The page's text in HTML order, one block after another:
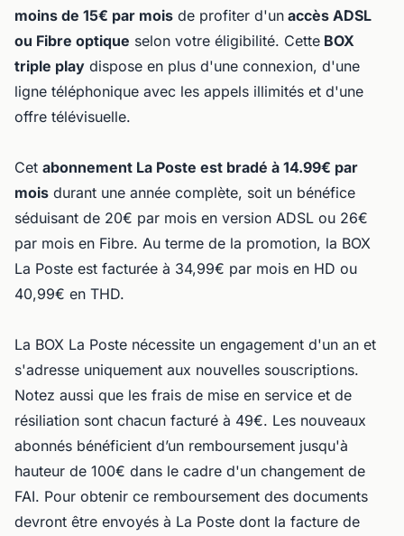
moins de 15€ par mois de profiter d'un accès ADSL
ou Fibre optique selon votre éligibilité. Cette BOX
triple play dispose en plus d'une connexion, d'une
ligne téléphonique avec les appels illimités et d'une
offre télévisuelle.
Cet abonnement La Poste est bradé à 14.99€ par
mois durant une année complète, soit un bénéfice
séduisant de 20€ par mois en version ADSL ou 26€
par mois en Fibre. Au terme de la promotion, la BOX
La Poste est facturée à 34,99€ par mois en HD ou
40,99€ en THD.
La BOX La Poste nécessite un engagement d'un an et
s'adresse uniquement aux nouvelles souscriptions.
Notez aussi que les frais de mise en service et de
résiliation sont chacun facturé à 49€. Les nouveaux
abonnés bénéficient d’un remboursement jusqu'à
hauteur de 100€ dans le cadre d'un changement de
FAI. Pour obtenir ce remboursement des documents
devront être envoyés à La Poste dont la facture de